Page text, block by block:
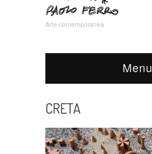
Arte contemporanea
Menu
CRETA